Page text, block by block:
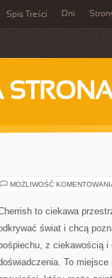
Spis Treści Dni
MOŻLIWOŚĆ
to ciekawa
świat i chcą
z ciekawością i
To miejsce